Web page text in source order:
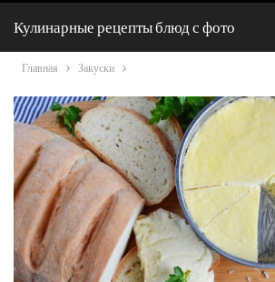
Кулинарные рецепты блюд с фото
Главная Закуски